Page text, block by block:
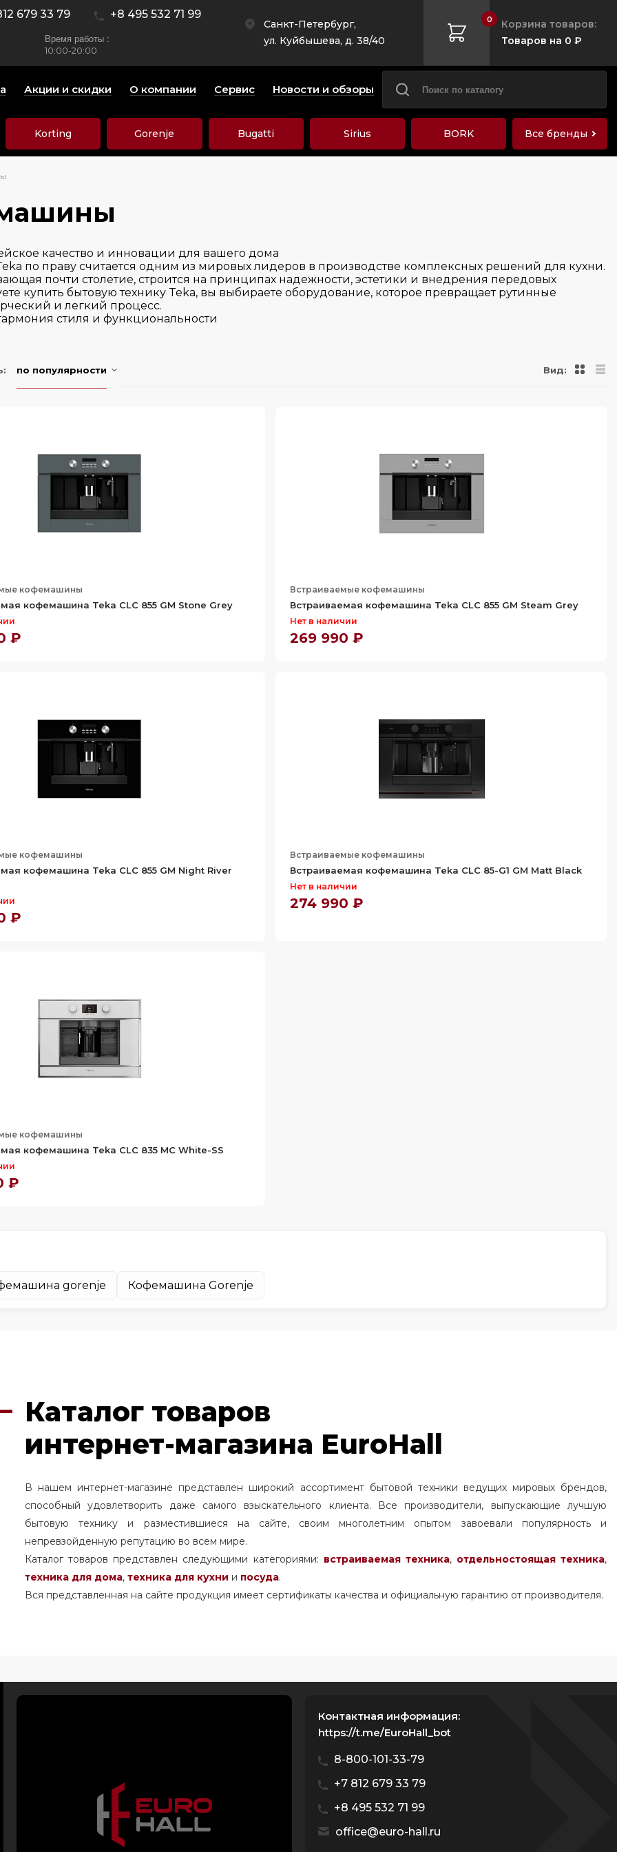
679 33 79 +8 495 532 71 99
Время работы :
10:00-20:00
Санкт-Петербург,
ул. Куйбышева, д. 38/40
0
Корзина товаров:
Товаров на 0 ₽
Акции и скидки О компании Сервис Новости и обзоры
Korting Gorenje Bugatti Sirius BORK Все бренды
качество и инновации для вашего дома
по праву считается одним из мировых лидеров в производстве комплексных решений для кухни.
почти столетие, строится на принципах надежности, эстетики и внедрения передовых
купить бытовую технику Teka, вы выбираете оборудование, которое превращает рутинные
и легкий процесс.
стиля и функциональности
по популярности Вид:
кофемашины
кофемашина Teka CLC 855 GM Stone Grey
₽
Встраиваемые кофемашины
Встраиваемая кофемашина Teka CLC 855 GM Steam Grey
Нет в наличии
269 990 ₽
кофемашины
кофемашина Teka CLC 855 GM Night River
₽
Встраиваемые кофемашины
Встраиваемая кофемашина Teka CLC 85-G1 GM Matt Black
Нет в наличии
274 990 ₽
кофемашины
кофемашина Teka CLC 835 MC White-SS
₽
gorenje Кофемашина Gorenje
Каталог товаров
интернет-магазина EuroHall
В нашем интернет-магазине представлен широкий ассортимент бытовой техники ведущих мировых брендов,
способный удовлетворить даже самого взыскательного клиента. Все производители, выпускающие лучшую
бытовую технику и разместившиеся на сайте, своим многолетним опытом завоевали популярность и
непревзойденную репутацию во всем мире.
Каталог товаров представлен следующими категориями: встраиваемая техника, отдельностоящаятехника,
техника для дома, техника для кухни и посуда.
Вся представленная на сайте продукция имеет сертификаты качества и официальную гарантию от производителя.
Контактная информация:
https://t.me/EuroHall_bot
8-800-101-33-79
+7 812 679 33 79
+8 495 532 71 99
office@euro-hall.ru